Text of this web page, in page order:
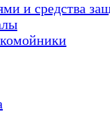
и средства